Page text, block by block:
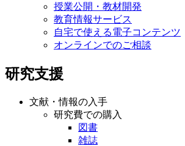
授業公開・教材開発
教育情報サービス
自宅で使える電子コンテンツ
オンラインでのご相談
研究支援
文献・情報の入手
研究費での購入
図書
雑誌